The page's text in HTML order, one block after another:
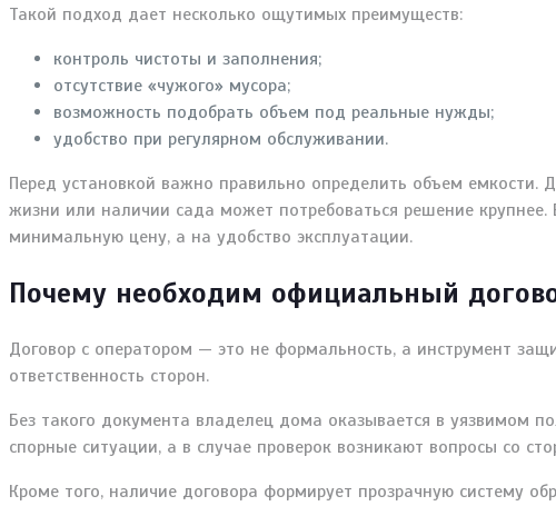
Такой подход дает несколько ощутимых преимуществ:
контроль чистоты и заполнения;
отсутствие «чужого» мусора;
возможность подобрать объем под реальные нужды;
удобство при регулярном обслуживании.
Перед установкой важно правильно определить объем
жизни или наличии сада может потребоваться решение крупнее.
минимальную цену, а на удобство эксплуатации.
Почему необходим официальный
Договор с оператором — это не формальность, а инструмент
ответственность сторон.
Без такого документа владелец дома оказывается в уязвимом
спорные ситуации, а в случае проверок возникают вопросы со
Кроме того, наличие договора формирует прозрачную систему